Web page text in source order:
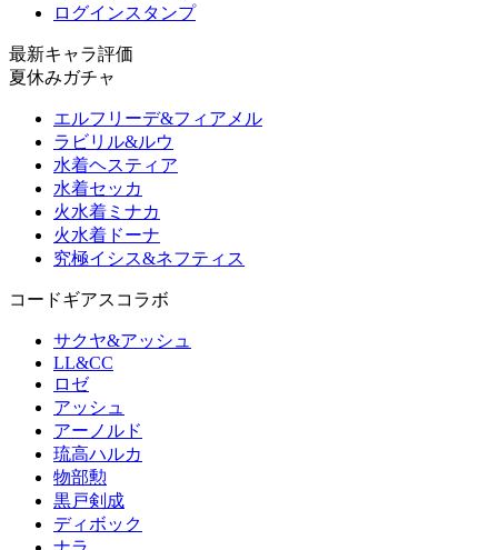
ログインスタンプ
最新キャラ評価
夏休みガチャ
エルフリーデ&フィアメル
ラビリル&ルウ
水着ヘスティア
水着セッカ
火水着ミナカ
火水着ドーナ
究極イシス&ネフティス
コードギアスコラボ
サクヤ&アッシュ
LL&CC
ロゼ
アッシュ
アーノルド
琉高ハルカ
物部勲
黒戸剣成
ディボック